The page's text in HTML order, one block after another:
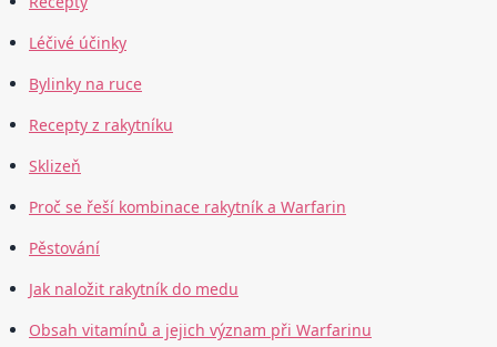
Léčivé účinky
Bylinky na ruce
Recepty z rakytníku
Sklizeň
Proč se řeší kombinace rakytník a Warfarin
Pěstování
Jak naložit rakytník do medu
Obsah vitamínů a jejich význam při Warfarinu